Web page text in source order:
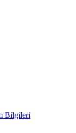
Bilgileri